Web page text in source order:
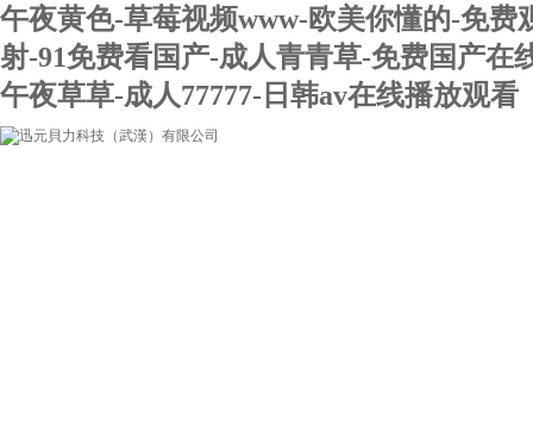
午夜黄色-草莓视频www-欧美你懂的-免
射-91免费看国产-成人青青草-免费国产
午夜草草-成人77777-日韩av在线播放观看